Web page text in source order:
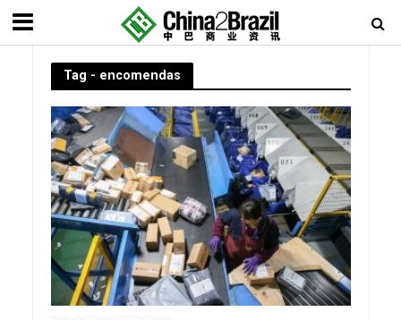
Tag - encomendas